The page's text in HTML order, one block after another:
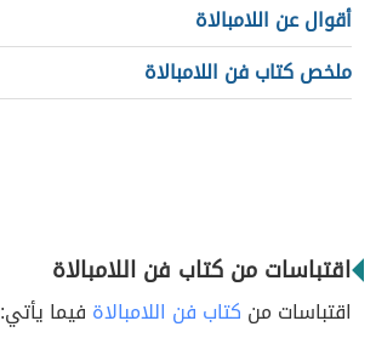
أقوال عن اللامبالاة
ملخص كتاب فن اللامبالاة
اقتباسات من كتاب فن اللامبالاة
اقتباسات من كتاب فن اللامبالاة فيما يأتي: